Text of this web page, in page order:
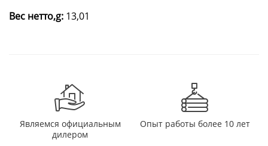
Вес нетто,g: 13,01
Являемся официальным
дилером
Опыт работы более 10 лет